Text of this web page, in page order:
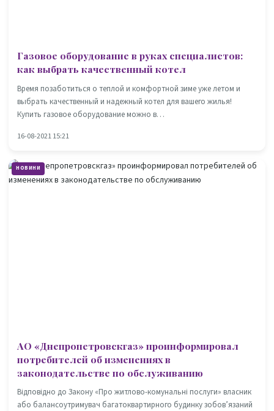
Газовое оборудование в руках специалистов:
как выбрать качественный котел
Время позаботиться о теплой и комфортной зиме уже летом и
выбрать качественный и надежный котел для вашего жилья!
Купить газовое оборудование можно в…
16-08-2021 15:21
НОВИНИ
АО «Днепропетровскгаз» проинформировал
потребителей об изменениях в
законодательстве по обслуживанию
Відповідно до Закону «Про житлово-комунальні послуги» власник
або балансоутримувач багатоквартирного будинку зобов’язаний